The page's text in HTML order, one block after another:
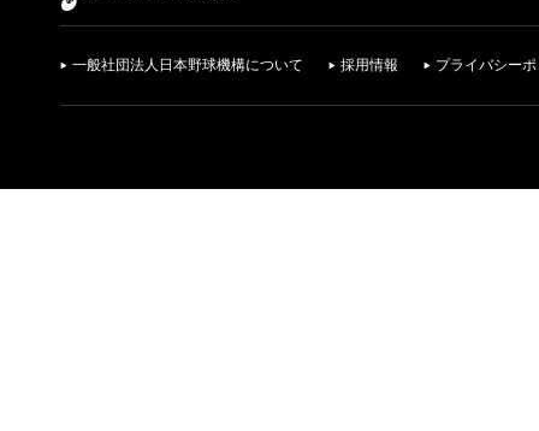
一般社団法人日本野球機構について 採用情報 プライバシー